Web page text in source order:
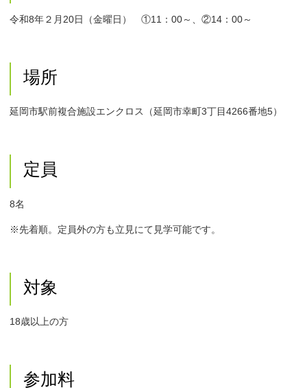
令和8年２月20日（金曜日） ①11：00～、②14：00～
場所
延岡市駅前複合施設エンクロス（延岡市幸町3丁目4266番地5）
定員
8名
※先着順。定員外の方も立見にて見学可能です。
対象
18歳以上の方
参加料